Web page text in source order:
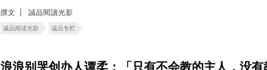
撰文 誠品閱讀光影
诚品阅读光影 诚品专栏
浪浪别哭创办人谭柔：「只有不会教的主人，没有